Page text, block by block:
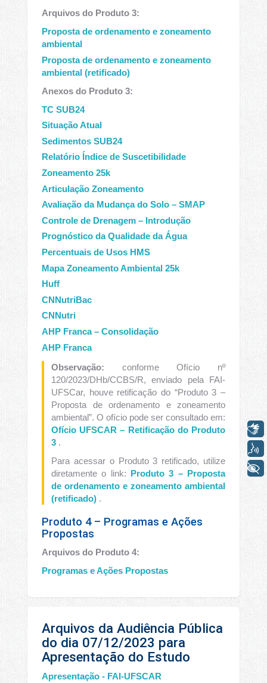
Arquivos do Produto 3:
Proposta de ordenamento e zoneamento
ambiental
Proposta de ordenamento e zoneamento
ambiental (retificado)
Anexos do Produto 3:
TC SUB24
Situação Atual
Sedimentos SUB24
Relatório Índice de Suscetibilidade
Zoneamento 25k
Articulação Zoneamento
Avaliação da Mudança do Solo – SMAP
Controle de Drenagem – Introdução
Prognóstico da Qualidade da Água
Percentuais de Usos HMS
Mapa Zoneamento Ambiental 25k
Huff
CNNutriBac
CNNutri
AHP Franca – Consolidação
AHP Franca
Observação: conforme Ofício nº
120/2023/DHb/CCBS/R, enviado pela FAI-
UFSCar, houve retificação do “Produto 3 –
Proposta de ordenamento e zoneamento
ambiental”. O ofício pode ser consultado em:
Ofício UFSCAR – Retificação do Produto
3 .
Para acessar o Produto 3 retificado, utilize
diretamente o link: Produto 3 – Proposta
de ordenamento e zoneamento ambiental
(retificado) .
Produto 4 – Programas e Ações
Propostas
Arquivos do Produto 4:
Programas e Ações Propostas
Arquivos da Audiência Pública
do dia 07/12/2023 para
Apresentação do Estudo
Apresentação - FAI-UFSCAR
Libras
+ Acessibilidade